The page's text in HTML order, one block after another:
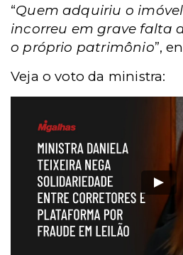
“Quem adquiriu o
incorreu em grave falta
o próprio patrimônio”,
Veja o voto da ministra: